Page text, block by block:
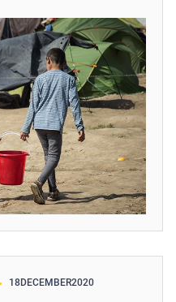
18DECEMBER2020